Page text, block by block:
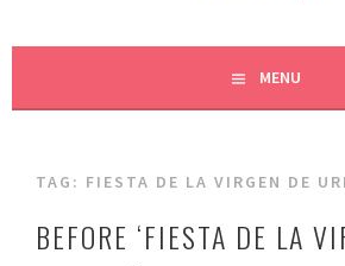
MENU
TAG: FIESTA DE LA VIRGEN DE
BEFORE ‘FIESTA DE LA